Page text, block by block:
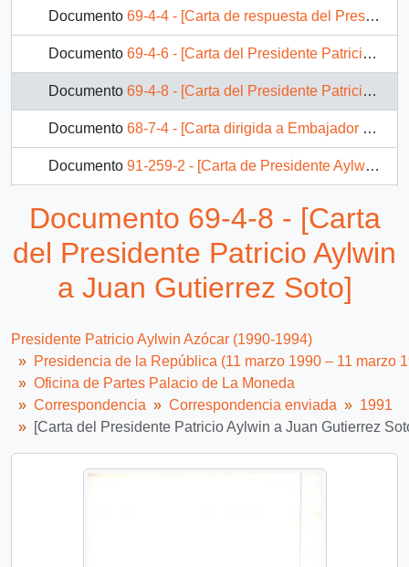
Documento 69-4-4 - [Carta de respuesta del Presidente Patricio Aylwin al Partido Socialista]
Documento 69-4-6 - [Carta del Presidente Patricio Aylwin al Presidente de la Unión de Jóvenes Socialistas]
Documento 69-4-8 - [Carta del Presidente Patricio Aylwin a Juan Gutierrez Soto]
Documento 68-7-4 - [Carta dirigida a Embajador de Chile en Estados Unidos]
Documento 91-259-2 - [Carta de Presidente Aylwin dirigida a hermano de menor detenido desaparecido]
91-259-3 - [Carta de Presidente Aylwin dirigida a hermano de detenidido desaparecido]
Documento 91-350-2 - [Carta de condolencias dirigida a General Director de Carabineros]
2120 más...
Documento 69-4-8 - [Carta
del Presidente Patricio Aylwin
a Juan Gutierrez Soto]
Presidente Patricio Aylwin Azócar (1990-1994)
Presidencia de la República (11 marzo 1990 – 11 marzo
Oficina de Partes Palacio de La Moneda
Correspondencia
Correspondencia enviada
1991
[Carta del Presidente Patricio Aylwin a Juan Gutierrez